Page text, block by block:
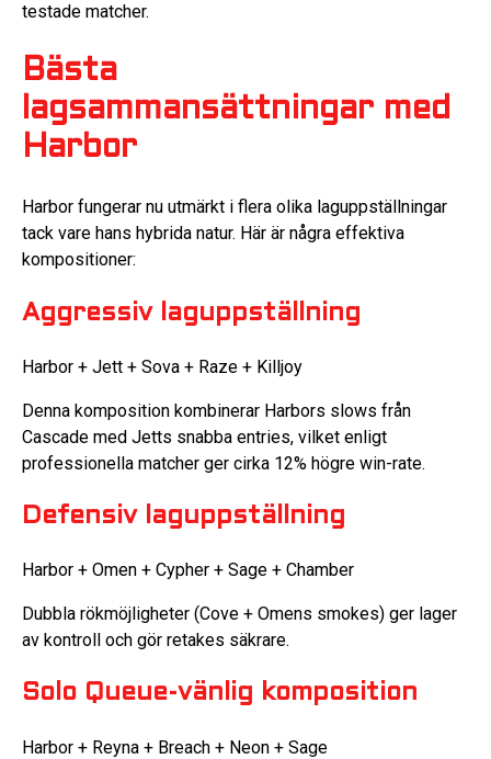
testade matcher.
Bästa
lagsammansättningar med
Harbor
Harbor fungerar nu utmärkt i flera olika laguppställningar
tack vare hans hybrida natur. Här är några effektiva
kompositioner:
Aggressiv laguppställning
Harbor + Jett + Sova + Raze + Killjoy
Denna komposition kombinerar Harbors slows från
Cascade med Jetts snabba entries, vilket enligt
professionella matcher ger cirka 12% högre win-rate.
Defensiv laguppställning
Harbor + Omen + Cypher + Sage + Chamber
Dubbla rökmöjligheter (Cove + Omens smokes) ger lager
av kontroll och gör retakes säkrare.
Solo Queue-vänlig komposition
Harbor + Reyna + Breach + Neon + Sage